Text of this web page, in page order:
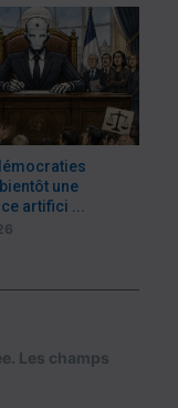
une
artifici ...
Les champs